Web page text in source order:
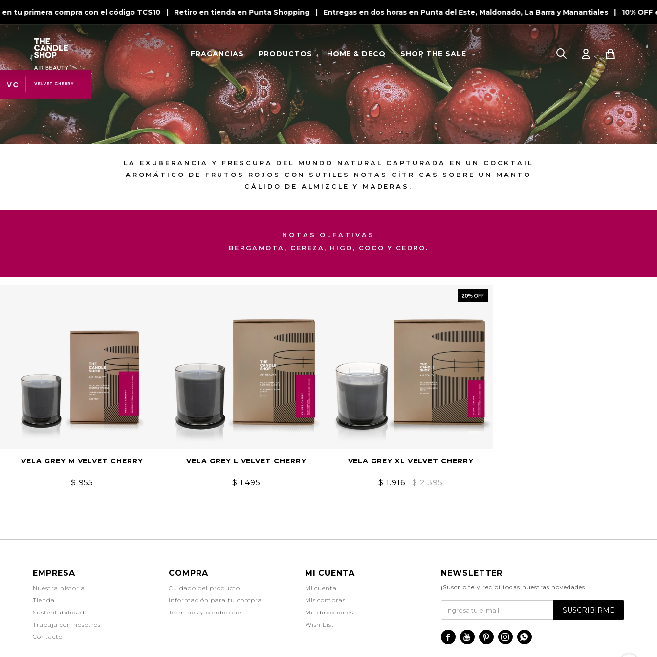
primera compra con el código TCS10 | Retiro en tienda en Punta Shopping | Entregas en dos horas en Punta del Este, Maldonado, La Barra y Manantiales | 10%
FRAGANCIAS PRODUCTOS HOME & DECO SHOP THE SALE
LA EXUBERANCIA Y FRESCURA DEL MUNDO NATURAL CAPTURADA EN UN COCKTAIL
AROMÁTICO DE FRUTOS ROJOS CON SUTILES NOTAS CÍTRICAS SOBRE UN MANTO
CÁLIDO DE ALMIZCLE Y MADERAS.
NOTAS OLFATIVAS
BERGAMOTA, CEREZA, HIGO, COCO Y CEDRO.
VELA GREY M VELVET CHERRY
$ 955
VELA GREY L VELVET CHERRY
$ 1.495
VELA GREY XL VELVET CHERRY
$ 1.916 $ 2.395
EMPRESA
Nuestra historia
Tienda
Sustentabilidad
Trabaja con nosotros
Contacto
COMPRA
Cuidado del producto
Información para tu compra
Términos y condiciones
MI CUENTA
Mi cuenta
Mis compras
Mis direcciones
Wish List
NEWSLETTER
¡Suscribite y recibí todas nuestras novedades!
SUSCRIBIRME
    